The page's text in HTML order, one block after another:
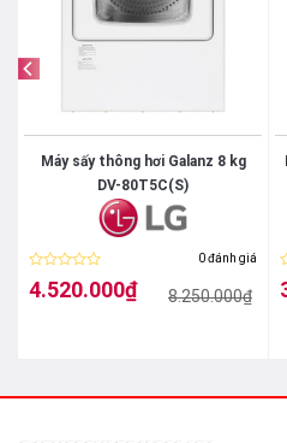
Máy sấy thông hơi Galanz 8 kg
DV-80T5C(S)
Được
xếp
0 đánh giá
8.250.000₫
Giá
4.520.000₫
Giá